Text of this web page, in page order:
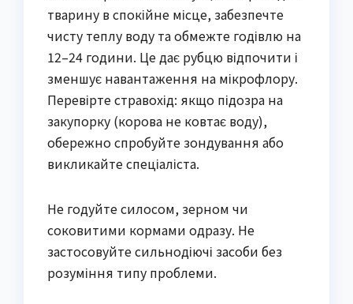
тварину в спокійне місце, забезпечте
чисту теплу воду та обмежте годівлю на
12–24 години. Це дає рубцю відпочити і
зменшує навантаження на мікрофлору.
Перевірте стравохід: якщо підозра на
закупорку (корова не ковтає воду),
обережно спробуйте зондування або
викликайте спеціаліста.
Не годуйте силосом, зерном чи
соковитими кормами одразу. Не
застосовуйте сильнодіючі засоби без
розуміння типу проблеми.